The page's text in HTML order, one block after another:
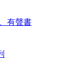
有聲書